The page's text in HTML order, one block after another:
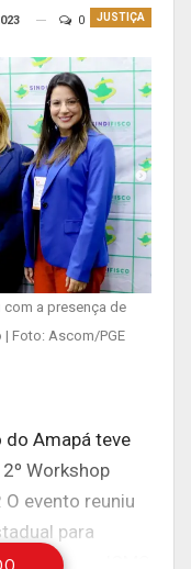
JUSTIÇA
0
a presença de
Foto: Ascom/PGE
do Amapá teve
Workshop
O evento reuniu
para
ao ICMS